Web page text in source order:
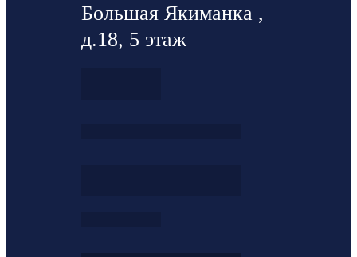
Большая Якиманка ,
д.18, 5 этаж